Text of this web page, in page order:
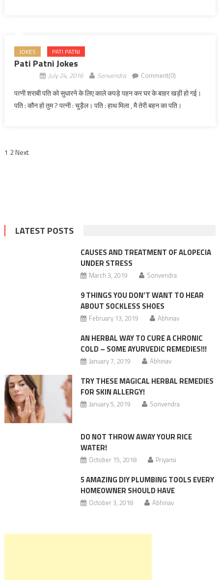
JOKES PATI PATNI
Pati Patni Jokes
July 24, 2016 Sonvendra Comment(0)
पत्नी शराबी पति को सुधारने के लिए काले कपड़े पहन कर घर के बाहर खड़ी हो गई।
पति : कौन हो तुम ? पत्नी : चुड़ैल। पति : हाथ मिला , मै तेरी बहन का पति।
Posts navigation
1 2 Next
LATEST POSTS
CAUSES AND TREATMENT OF ALOPECIA
UNDER STRESS
March 3, 2019 Sonvendra
9 THINGS YOU DON’T WANT TO HEAR
ABOUT SOCKLESS SHOES
February 13, 2019 Abhinav
AN HERBAL WAY TO CURE A CHRONIC
COLD – SOME AYURVEDIC REMEDIES!!!
January 7, 2019 Abhinav
TRY THESE MAGICAL HERBAL REMEDIES
FOR SKIN ALLERGY!
January 5, 2019 Sonvendra
DO NOT THROW AWAY YOUR RICE
WATER!
October 15, 2018 Priyansi
5 AMAZING DIY PLUMBING TOOLS EVERY
HOMEOWNER SHOULD HAVE
October 3, 2018 Abhinav